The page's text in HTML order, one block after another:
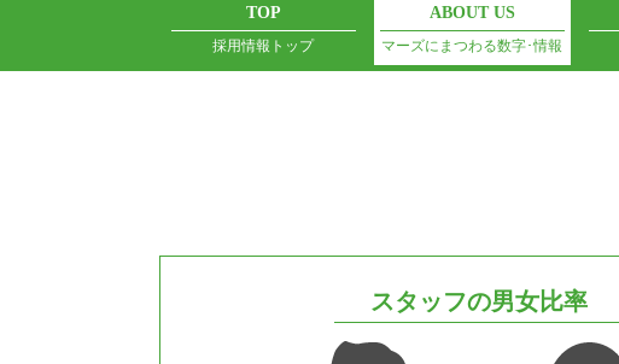
TOP
採用情報トップ
ABOUT US
マーズにまつわる数字･情報
スタッフの男女比率